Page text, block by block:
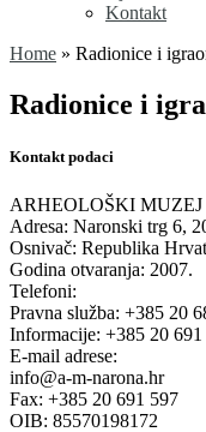
Kontakt
Home » Radionice i
Radionice i
Kontakt podaci
ARHEOLOŠKI
Adresa: Naronski trg 6,
Osnivač: Republika
Godina otvaranja: 2007.
Telefoni:
Pravna služba: +385 20
Informacije: +385 20 691
E-mail adrese:
info@a-m-narona.hr
Fax: +385 20 691 597
OIB: 85570198172